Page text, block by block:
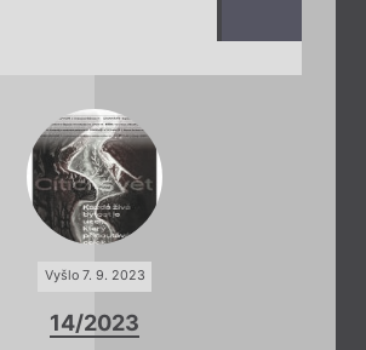
Vyšlo 7. 9. 2023
14/2023